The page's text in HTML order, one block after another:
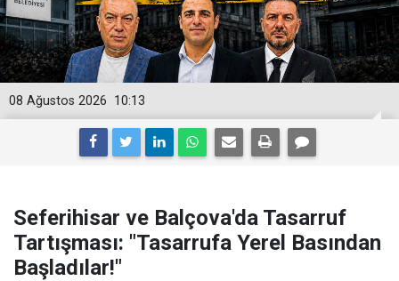
10:13
08 Ağustos 2026
Seferihisar ve Balçova'da Tasarruf
Tartışması: "Tasarrufa Yerel Basından
Başladılar!"